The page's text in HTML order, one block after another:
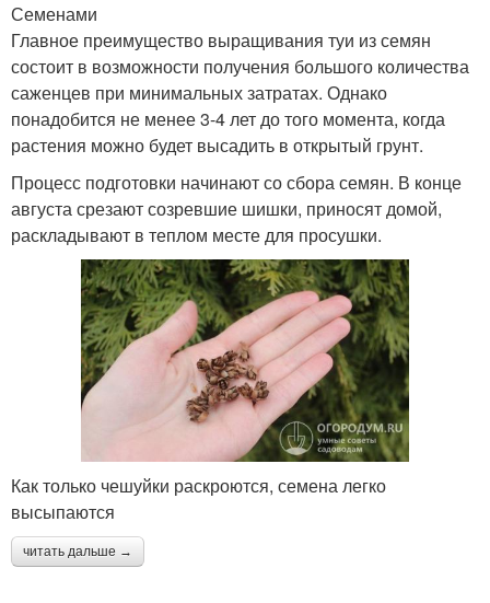
Семенами
Главное преимущество выращивания туи из семян
состоит в возможности получения большого количества
саженцев при минимальных затратах. Однако
понадобится не менее 3-4 лет до того момента, когда
растения можно будет высадить в открытый грунт.
Процесс подготовки начинают со сбора семян. В конце
августа срезают созревшие шишки, приносят домой,
раскладывают в теплом месте для просушки.
Как только чешуйки раскроются, семена легко
высыпаются
читать дальше →